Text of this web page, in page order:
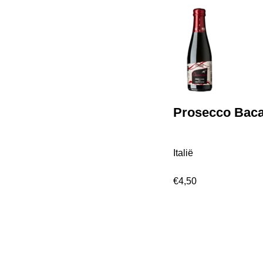
Prosecco
Italië
€4,50